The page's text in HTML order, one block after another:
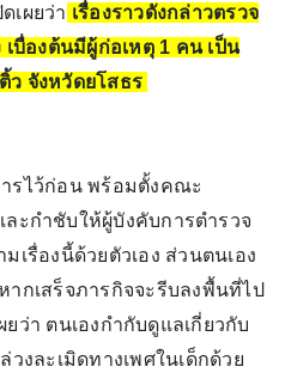
เผยว่า เรื่องราวดังกล่าวตรวจ
บื่องต้นมีผู้ก่อเหตุ 1 คน เป็น
ว จังหวัดยโสธร
รไว้ก่อน พร้อมตั้งคณะ
ะกำชับให้ผู้บังคับการตำรวจ
เรื่องนี้ด้วยตัวเอง ส่วนตนเอง
ากเสร็จภารกิจจะรีบลงพื้นที่ไป
ว่า ตนเองกำกับดูแลเกี่ยวกับ
งละเมิดทางเพศในเด็กด้วย